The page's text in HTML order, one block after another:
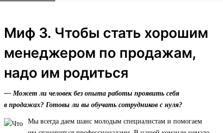
Миф 3. Чтобы стать хорошим
менеджером по продажам,
надо им родиться
— Может ли человек без опыта работы проявить себя
в продажах? Готовы ли вы обучать сотрудников с нуля?
Мы всегда даем шанс молодым специалистам и помогаем